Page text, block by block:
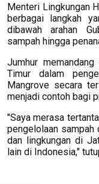
Menteri Lingkungan
berbagai langkah
dibawah arahan
sampah hingga
Jumhur
Timur dalam
Mangrove secara
menjadi contoh bagi
"Saya merasa
pengelolaan
dan lingkungan di
lain di Indonesia,"